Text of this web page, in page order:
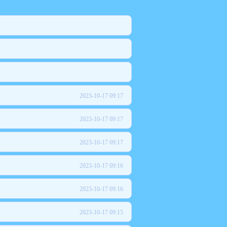
2023-10-17 09:17
2023-10-17 09:17
2023-10-17 09:17
2023-10-17 09:16
2023-10-17 09:16
2023-10-17 09:15